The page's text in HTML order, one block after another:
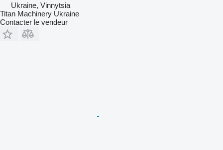
Ukraine, Vinnytsia
Titan Machinery Ukraine
Contacter le vendeur